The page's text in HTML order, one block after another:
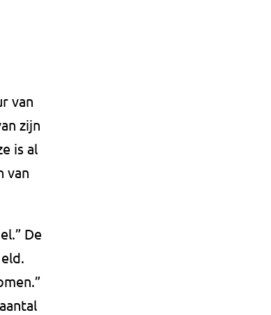
van
zijn
is al
van
De